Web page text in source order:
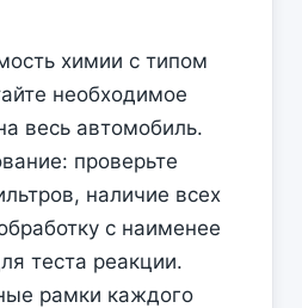
химии с типом
необходимое
весь автомобиль.
проверьте
наличие всех
с наименее
теста реакции.
рамки каждого